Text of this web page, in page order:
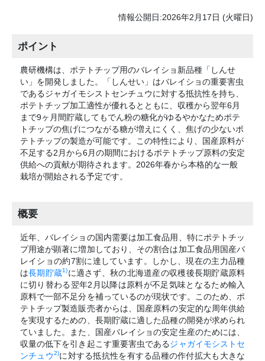
情報公開日:2026年2月17日 (火曜日)
ポイント
農研機構は、ポテトチップ用のバレイショ新品種「しんせ
い」を開発しました。「しんせい」はバレイショの重要害虫
であるジャガイモシストセンチュウに対する抵抗性を持ち、
ポテトチップ加工適性が優れるとともに、収穫から翌年6月
まで9ヶ月間貯蔵してもでん粉の糖化がゆるやかなためポテ
トチップの焦げにつながる糖が増えにくく、焦げの少ないポ
テトチップの製造が可能です。この特性により、国産原料が
不足する2月から6月の期間におけるポテトチップ原料の安定
供給への貢献が期待されます。2026年春から本格的な一般
栽培が開始される予定です。
概要
近年、バレイショの国内需要は加工食品用、特にポテトチッ
プ用途が顕著に増加しており、その割合は加工食品用国産バ
レイショの約7割に達しています。しかし、現在の主力品種
は長期貯蔵1)に適さず、秋の北海道産の収穫後長期貯蔵原料
に切り替わる翌年2月以降は原料が不足気味となるため輸入
原料で一部不足分を補っているのが現状です。このため、ポ
テトチップ製造販売者からは、国産原料の安定的な周年供給
を実現するための、長期貯蔵に適した品種の開発が求められ
ていました。また、国産バレイショの安定生産のためには、
収量の低下を引き起こす重要害虫であるジャガイモシストセ
ンチュウ2)に対する抵抗性を有する品種の作付拡大も大きな